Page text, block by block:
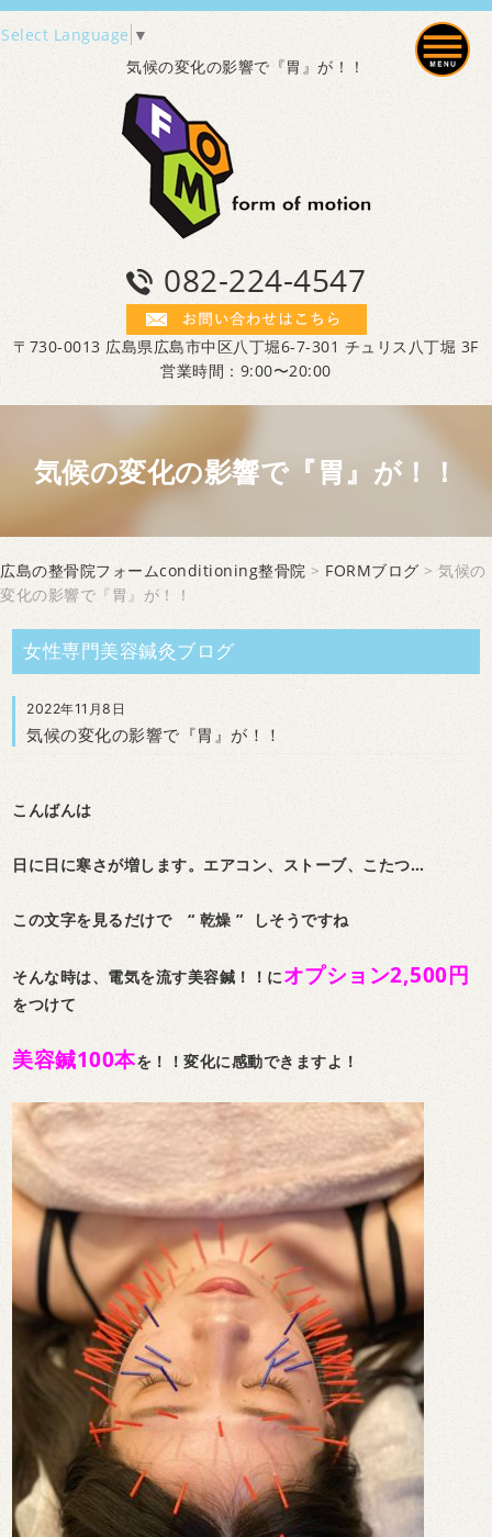
Select Language ▼
気候の変化の影響で『胃』が！！
082-224-4547
〒730-0013 広島県広島市中区八丁堀6-7-301 チュリス八丁堀 3F
営業時間：9:00〜20:00
気候の変化の影響で『胃』が！！
広島の整骨院フォームconditioning整骨院 > FORMブログ > 気候の
変化の影響で『胃』が！！
女性専門美容鍼灸ブログ
2022年11月8日
気候の変化の影響で『胃』が！！
こんばんは
日に日に寒さが増します。エアコン、ストーブ、こたつ…
この文字を見るだけで “ 乾燥 ” しそうですね
そんな時は、電気を流す美容鍼！！にオプション2,500円
をつけて
美容鍼100本を！！変化に感動できますよ！